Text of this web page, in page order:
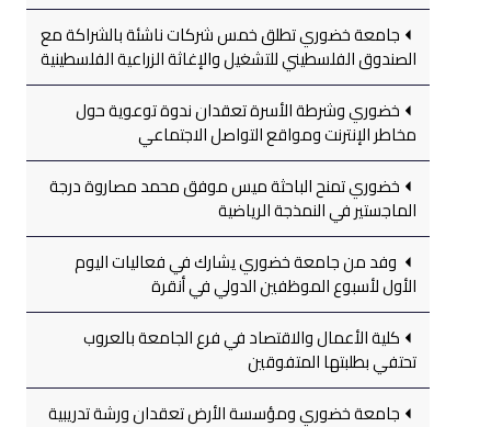
جامعة خضوري تطلق خمس شركات ناشئة بالشراكة مع
الصندوق الفلسطيني للتشغيل والإغاثة الزراعية الفلسطينية
خضوري وشرطة الأسرة تعقدان ندوة توعوية حول
مخاطر الإنترنت ومواقع التواصل الاجتماعي
خضوري تمنح الباحثة ميس موفق محمد مصاروة درجة
الماجستير في النمذجة الرياضية
وفد من جامعة خضوري يشارك في فعاليات اليوم
الأول لأسبوع الموظفين الدولي في أنقرة
كلية الأعمال والاقتصاد في فرع الجامعة بالعروب
تحتفي بطلبتها المتفوقين
جامعة خضوري ومؤسسة الأرض تعقدان ورشة تدريبية